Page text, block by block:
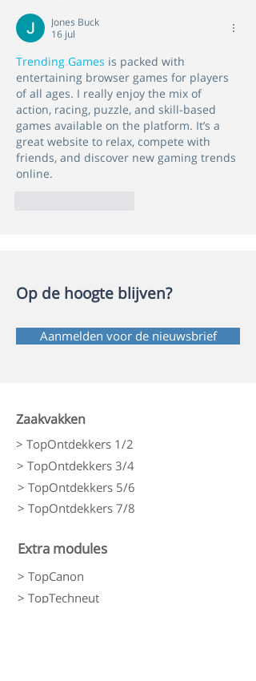
Jones Buck
16 jul
Trending Games is packed with
entertaining browser games for players
of all ages. I really enjoy the mix of
action, racing, puzzle, and skill-based
games available on the platform. It’s a
great website to relax, compete with
friends, and discover new gaming trends
online.
Op de hoogte blijven?
Aanmelden voor de nieuwsbrief
Zaakvakken
> TopOntdekkers 1/2
> TopOntdekkers 3/4
> TopOntdekkers 5/6
> TopOntdekkers 7/8
Extra modules
> TopCanon
> TopTechneut